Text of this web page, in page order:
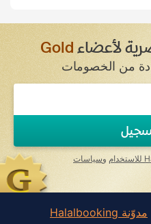
لأعضاءGold
من الخصومات
وسياسات
مدوّنة Halalbooking